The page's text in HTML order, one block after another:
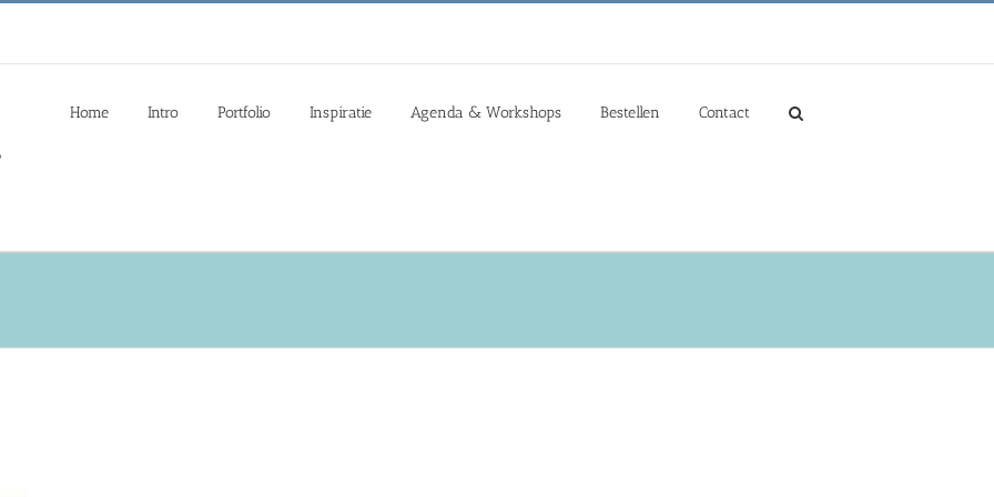
Home Intro Portfolio Inspiratie Agenda & Workshops Bestellen Contact